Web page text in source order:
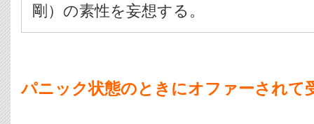
剛）の素性を妄想する。
パニック状態のときにオファーされて